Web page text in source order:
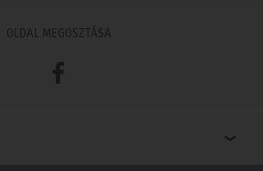
OLDAL MEGOSZTÁSA
Facebook